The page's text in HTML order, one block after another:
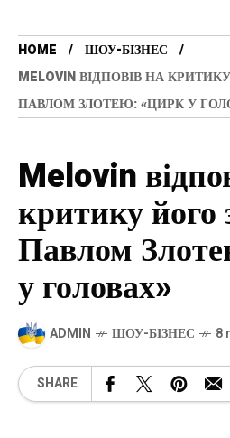
HOME
ШОУ-БІЗНЕС
MELOVIN ВІДПОВІВ НА
ПАВЛОМ ЗЛОТЕЮ: «ЦИРК У
Melovin
критику його
Павлом
у головах»
ADMIN ШОУ-БІЗНЕС 8
SHARE